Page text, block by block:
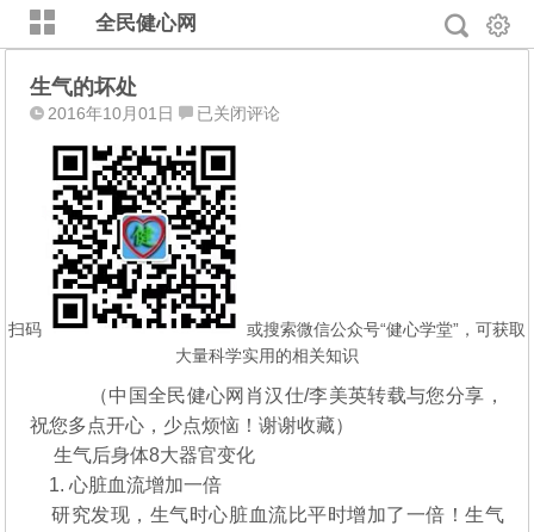
全民健心网
生气的坏处
2016年10月01日
生
的
坏
处
已关闭评论
扫码
或搜索微信公众号“健心学堂”，可获取
大量科学实用的相关知识
（中国全民健心网肖汉仕/李美英转载与您分享，
祝您多点开心，少点烦恼！谢谢收藏）
生气后身体8大器官变化
1. 心脏血流增加一倍
研究发现，生气时心脏血流比平时增加了一倍！生气